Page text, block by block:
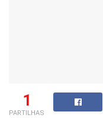
1
PARTILHAS